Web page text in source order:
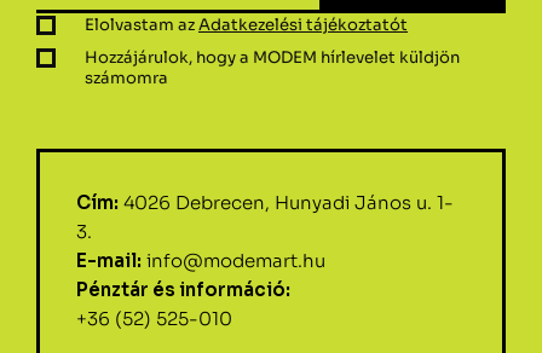
Elolvastam azAdatkezelési tájékoztatót
Hozzájárulok, hogy a MODEM hírlevelet küldjön
számomra
Cím: 4026 Debrecen, Hunyadi János u. 1-
3.
E-mail: info@modemart.hu
Pénztár és információ:
+36 (52) 525-010